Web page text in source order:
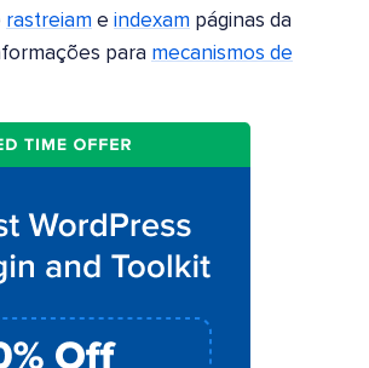
rastreiam e indexam páginas da
para mecanismos de